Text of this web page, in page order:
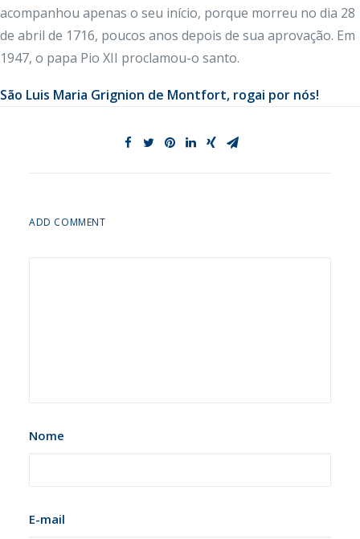
acompanhou apenas o seu início, porque morreu no dia 28
de abril de 1716, poucos anos depois de sua aprovação. Em
1947, o papa Pio XII proclamou-o santo.
São Luis Maria Grignion de Montfort, rogai por nós!
ADD COMMENT
Nome
E-mail